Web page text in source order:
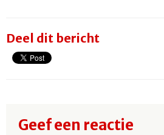
Deel dit bericht
Geef een reactie